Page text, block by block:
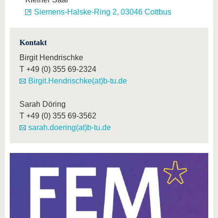
Siemens-Halske-Ring 2, 03046 Cottbus
Kontakt
Birgit Hendrischke
T +49 (0) 355 69-2324
Birgit.Hendrischke(at)b-tu.de
Sarah Döring
T +49 (0) 355 69-3562
sarah.doering(at)b-tu.de